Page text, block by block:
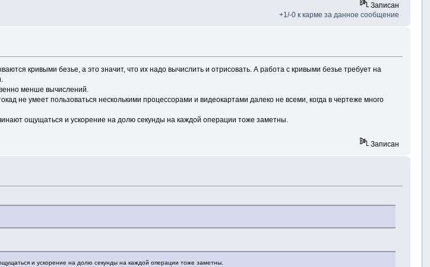
Записан
+1/-0 к карме за данное сообщение
кривыми безье, а это значит, что их надо вычислить и отрисовать. А работа с кривыми безье требует на
менше вычислений.
не умеет пользоваться несколькими процессорами и видеокартами далеко не всеми, когда в чертеже много
ощущаться и ускорение на долю секунды на каждой операции тоже заметны.
Записан
и ускорение на долю секунды на каждой операции тоже заметны.